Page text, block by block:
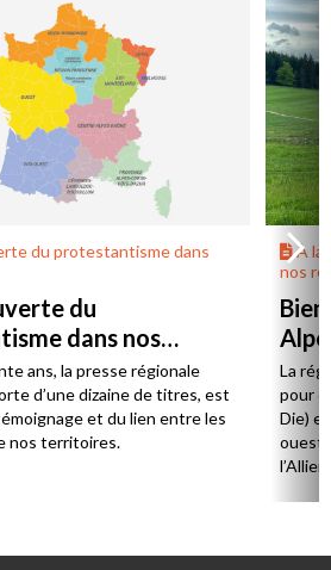
du protestantisme dans
du
dans nos
ans, la presse régionale
d’une dizaine de titres, est
et du lien entre les
nos territoires.
À la
nos
La
pour
Die)
ouest,